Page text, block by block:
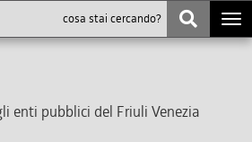
enti pubblici del Friuli Venezia